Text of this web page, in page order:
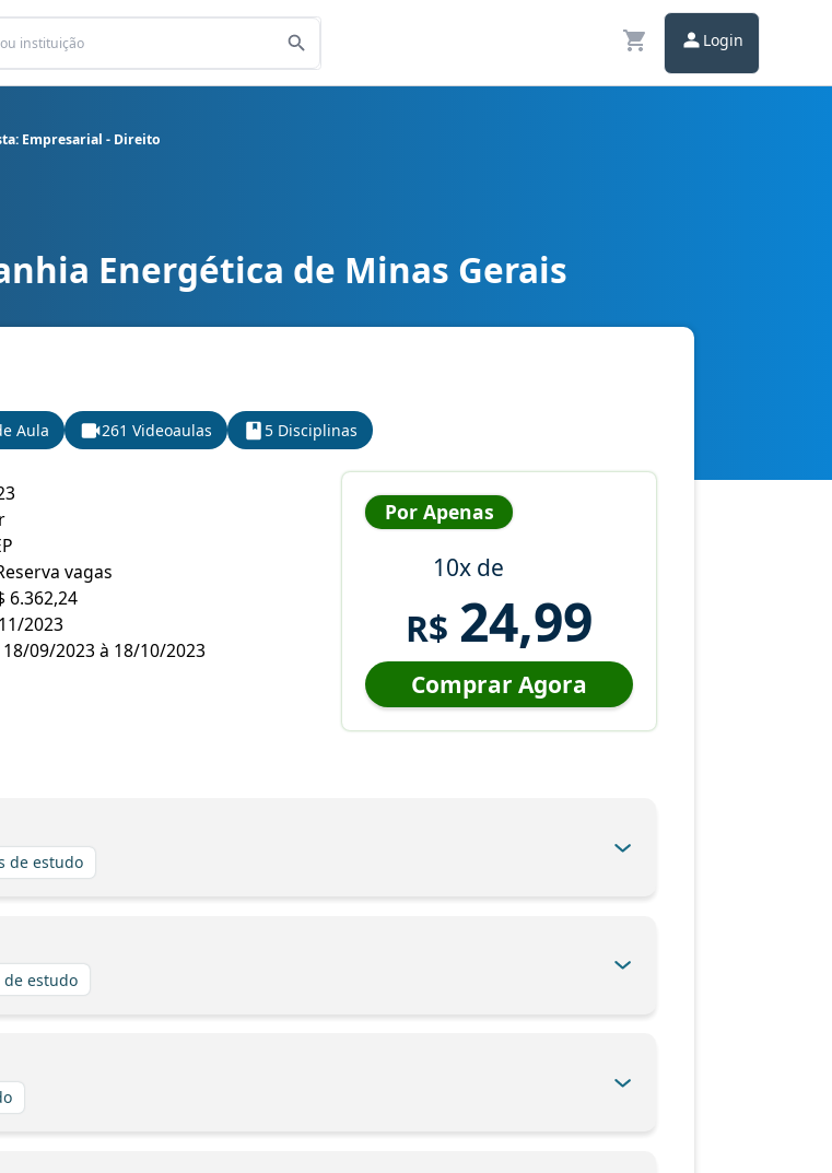
Login
Empresarial - Direito
cargo Analista: Empresarial - Direito
Energética de Minas Gerais
Aula 261 Videoaulas 5 Disciplinas
vagas
6.362,24
2023
09/2023 à 18/10/2023
Por Apenas
10x de
R$ 24,99
Comprar Agora
de estudo
de estudo